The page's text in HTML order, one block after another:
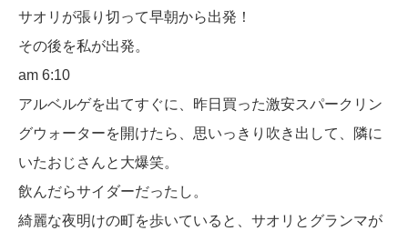
サオリが張り切って早朝から出発！
その後を私が出発。
am 6:10
アルベルゲを出てすぐに、昨日買った激安スパークリン
グウォーターを開けたら、思いっきり吹き出して、隣に
いたおじさんと大爆笑。
飲んだらサイダーだったし。
綺麗な夜明けの町を歩いていると、サオリとグランマが